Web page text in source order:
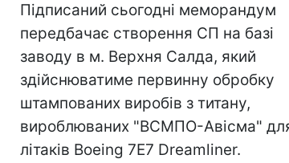
Підписаний сьогодні меморандум
передбачає створення СП на базі
заводу в м. Верхня Салда, який
здійснюватиме первинну обробку
штампованих виробів з титану,
вироблюваних "ВСМПО-Авісма"
літаків Boeing 7E7 Dreamliner.